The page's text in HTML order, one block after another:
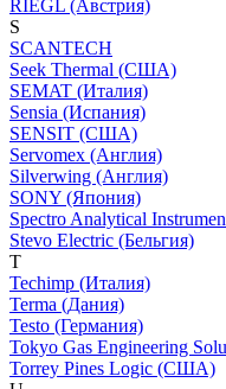
RIEGL (Австрия)
S
SCANTECH
Seek Thermal (США)
SEMAT (Италия)
Sensia (Испания)
SENSIT (США)
Servomex (Англия)
Silverwing (Англия)
SONY (Япония)
Spectro Analytical
Stevo Electric (Бельгия)
T
Techimp (Италия)
Terma (Дания)
Testo (Германия)
Tokyo Gas Engineering
Torrey Pines Logic (США)